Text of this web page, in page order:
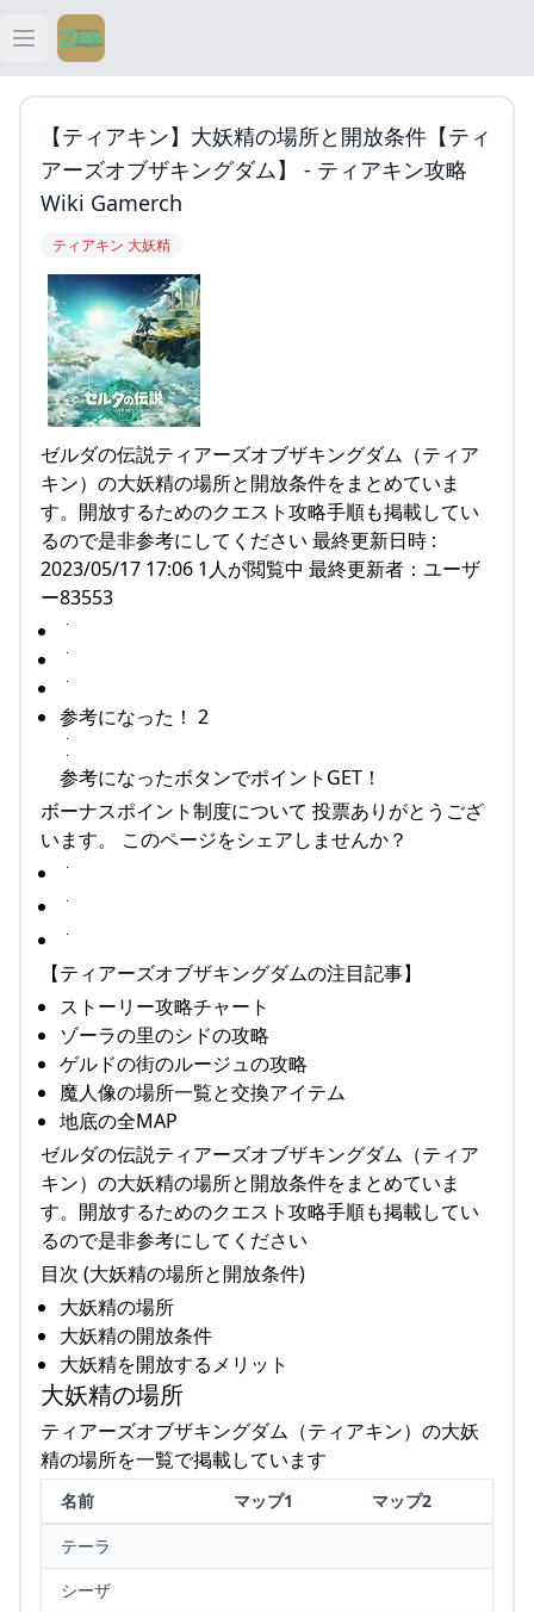
Open main menu
ティアキン
ティアキン 祠
【ティアキン】大妖精の場所と開放条件【ティ
アーズオブザキングダム】 - ティアキン攻略
Wiki Gamerch
ティアキン 大妖精
ゼルダの伝説ティアーズオブザキングダム（ティア
キン）の大妖精の場所と開放条件をまとめていま
す。開放するためのクエスト攻略手順も掲載してい
るので是非参考にしてください 最終更新日時 :
2023/05/17 17:06 1人が閲覧中 最終更新者：ユーザ
ー83553
参考になった！ 2
参考になったボタンでポイントGET！
ボーナスポイント制度について 投票ありがとうござ
います。 このページをシェアしませんか？
【ティアーズオブザキングダムの注目記事】
ストーリー攻略チャート
ゾーラの里のシドの攻略
ゲルドの街のルージュの攻略
魔人像の場所一覧と交換アイテム
地底の全MAP
ゼルダの伝説ティアーズオブザキングダム（ティア
キン）の大妖精の場所と開放条件をまとめていま
す。開放するためのクエスト攻略手順も掲載してい
るので是非参考にしてください
目次 (大妖精の場所と開放条件)
大妖精の場所
大妖精の開放条件
大妖精を開放するメリット
大妖精の場所
ティアーズオブザキングダム（ティアキン）の大妖
精の場所を一覧で掲載しています
名前 マップ1
マップ2
テーラ
シーザ